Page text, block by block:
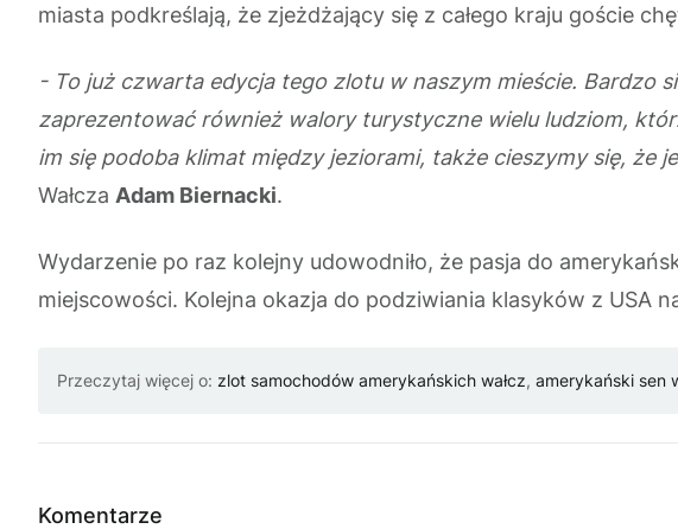
miasta podkreślają, że zjeżdżający się z całego kraju goście
- To już czwarta edycja tego zlotu w naszym mieście. Bardzo
zaprezentować również walory turystyczne wielu ludziom,
im się podoba klimat między jeziorami, także cieszymy się, że
Wałcza Adam Biernacki.
Wydarzenie po raz kolejny udowodniło, że pasja do
miejscowości. Kolejna okazja do podziwiania klasyków z USA
Przeczytaj więcej o: zlot samochodów amerykańskich wałcz, amerykański sen
Komentarze